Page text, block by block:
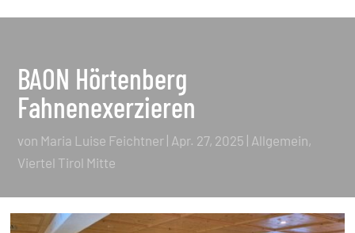
BAON Hörtenberg
Fahnenexerzieren
von Maria Luise Feichtner Apr. 27, 2025 Allgemein,
Viertel Tirol Mitte